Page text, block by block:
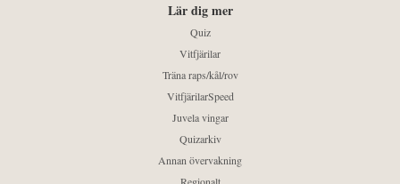
Lär dig mer
Quiz
Vitfjärilar
Träna raps/kål/rov
VitfjärilarSpeed
Juvela vingar
Quizarkiv
Annan övervakning